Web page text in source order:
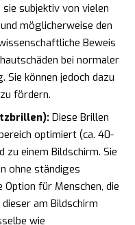
subjektiv von vielen
möglicherweise den
Beweis
bei normaler
Sie können jedoch dazu
fördern.
Diese Brillen
optimiert (ca. 40-
zu einem Bildschirm. Sie
ohne ständiges
für Menschen, die
am Bildschirm
wie